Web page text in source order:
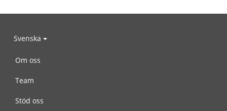
Svenska
Om oss
Team
Stöd oss